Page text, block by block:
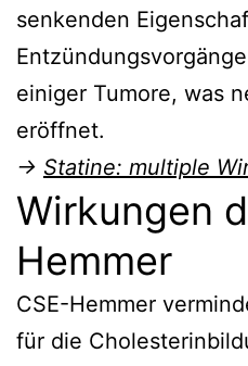
Rosuvastatin
Interferenz am
Vergleichende
Hemmer
Verweise
senkenden
einiger Tumore, was
eröffnet.
→ Statine: multiple
Wirkungen
Hemmer
CSE-Hemmer
für die